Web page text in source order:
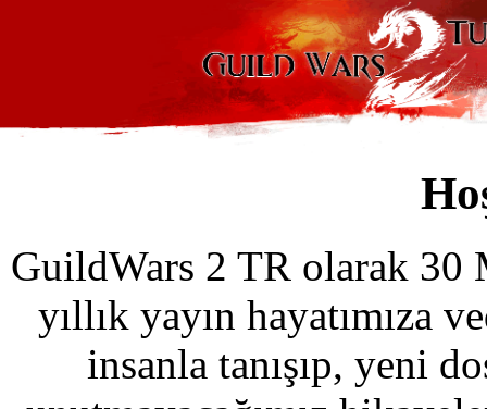
GuildWars 2 TR olarak 30
yıllık yayın hayatımıza
insanla tanışıp, yeni